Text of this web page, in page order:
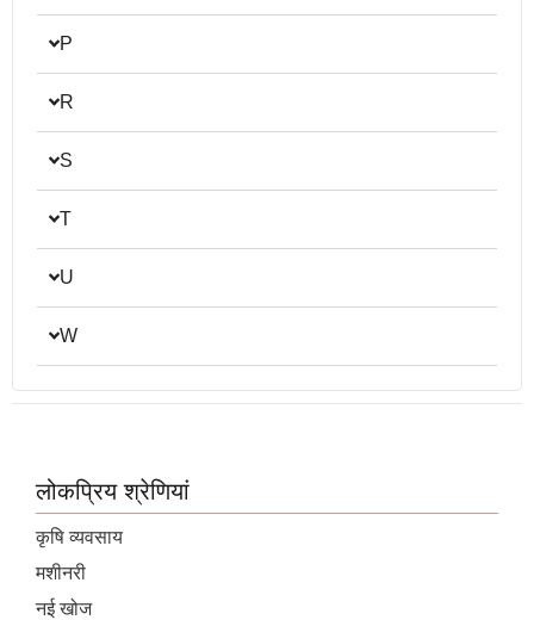
P
R
S
T
U
W
लोकप्रिय श्रेणियां
कृषि व्यवसाय
मशीनरी
नई खोज